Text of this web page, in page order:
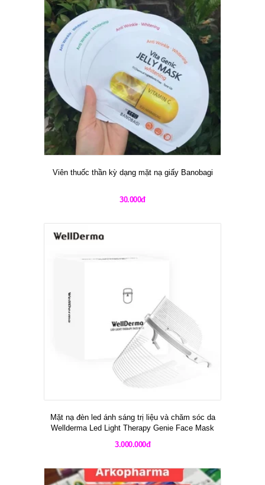
Viên thuốc thần kỳ dạng mặt nạ giấy Banobagi
30.000đ
Mặt nạ đèn led ánh sáng trị liệu và chăm sóc da
Wellderma Led Light Therapy Genie Face Mask
3.000.000đ